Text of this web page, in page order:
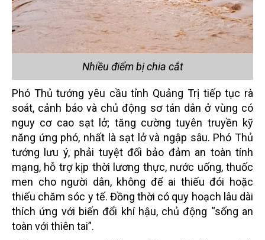
Nhiều điểm bị chia cắt
Phó Thủ tướng yêu cầu tỉnh Quảng Trị tiếp tục rà
soát, cảnh báo và chủ động sơ tán dân ở vùng có
nguy cơ cao sạt lở; tăng cường tuyên truyền kỹ
năng ứng phó, nhất là sạt lở và ngập sâu. Phó Thủ
tướng lưu ý, phải tuyệt đối bảo đảm an toàn tính
mạng, hỗ trợ kịp thời lương thực, nước uống, thuốc
men cho người dân, không để ai thiếu đói hoặc
thiếu chăm sóc y tế. Đồng thời có quy hoạch lâu dài
thích ứng với biến đổi khí hậu, chủ động “sống an
toàn với thiên tai”.